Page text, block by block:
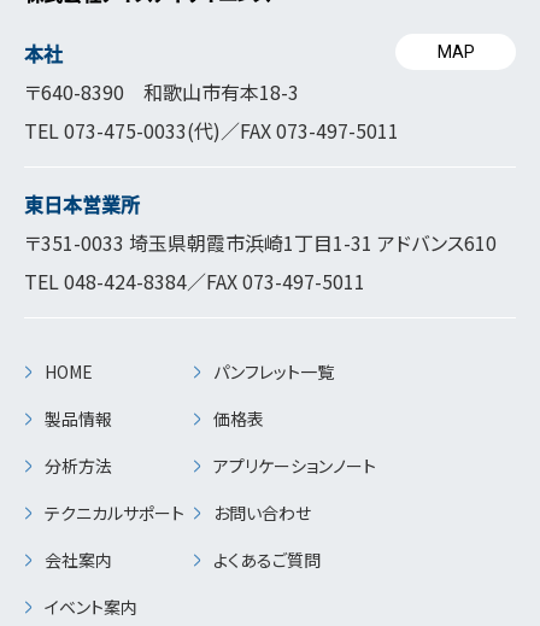
本社
〒640-8390 和歌山市有本18-3
TEL073-475-0033(代)／FAX 073-497-5011
MAP
東日本営業所
〒351-0033 埼玉県朝霞市浜崎1丁目1-31 アドバンス610
TEL048-424-8384／FAX 073-497-5011
HOME
製品情報
分析方法
テクニカルサポート
会社案内
イベント案内
パンフレット一覧
価格表
アプリケーションノート
お問い合わせ
よくあるご質問